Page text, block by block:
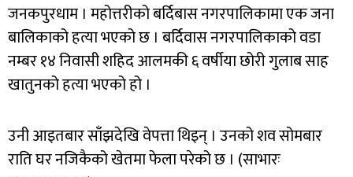
जनकपुरधाम । महोत्तरीको बर्दिबास नगरपालिकामा एक जना
बालिकाको हत्या भएको छ । बर्दिवास नगरपालिकाको वडा
नम्बर १४ निवासी शहिद आलमकी ६ वर्षीया छोरी गुलाब साह
खातुनको हत्या भएको हो ।
उनी आइतबार साँझदेखि वेपत्ता थिइन् । उनको शव सोमबार
राति घर नजिकैको खेतमा फेला परेको छ । (साभारः